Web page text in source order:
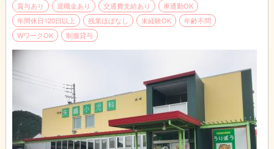
賞与あり
退職金あり 交通費支給あり
車通勤OK
年間休日120日以上
残業ほぼなし 未経験OK
年齢不問
WワークOK
制服貸与